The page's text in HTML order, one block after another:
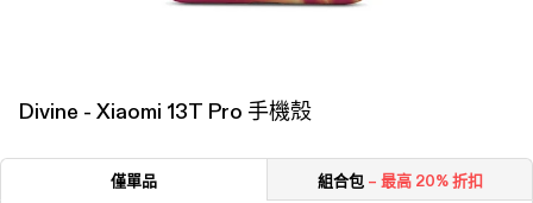
Divine - Xiaomi 13T Pro 手機殼
僅單品 組合包 – 最高 20% 折扣